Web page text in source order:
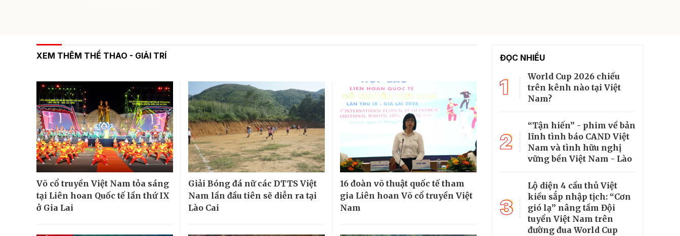
XEM THÊM THỂ THAO - GIẢI TRÍ
Võ cổ truyền Việt Nam tỏa sáng
tại Liên hoan Quốc tế lần thứ IX
ở Gia Lai
Giải Bóng đá nữ các DTTS Việt
Nam lần đầu tiên sẽ diễn ra tại
Lào Cai
16 đoàn võ thuật quốc tế tham
gia Liên hoan Võ cổ truyền Việt
Nam
ĐỌC NHIỀU
1
World Cup 2026 chiếu
trên kênh nào tại Việt
Nam?
2
“Tận hiến” - phim về bản
lĩnh tình báo CAND Việt
Nam và tình hữu nghị
vững bền Việt Nam - Lào
3
Lộ diện 4 cầu thủ Việt
kiều sắp nhập tịch: “Cơn
gió lạ” nâng tầm Đội
tuyển Việt Nam trên
đường đua World Cup